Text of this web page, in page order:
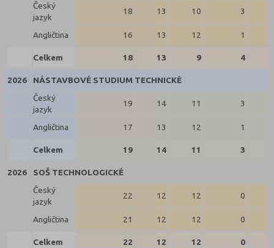
Český
jazyk
18 13 10 3
Angličtina 16 13 12 1
Celkem 18 13 9 4
2026
NÁSTAVBOVÉ STUDIUM TECHNICKÉ
Český
jazyk
19 14 11 3
Angličtina 17 13 12 1
Celkem 19 14 11 3
2026
SOŠ TECHNOLOGICKÉ
Český
jazyk
22 12 12 0
Angličtina 21 12 12 0
Celkem 22 12 12 0